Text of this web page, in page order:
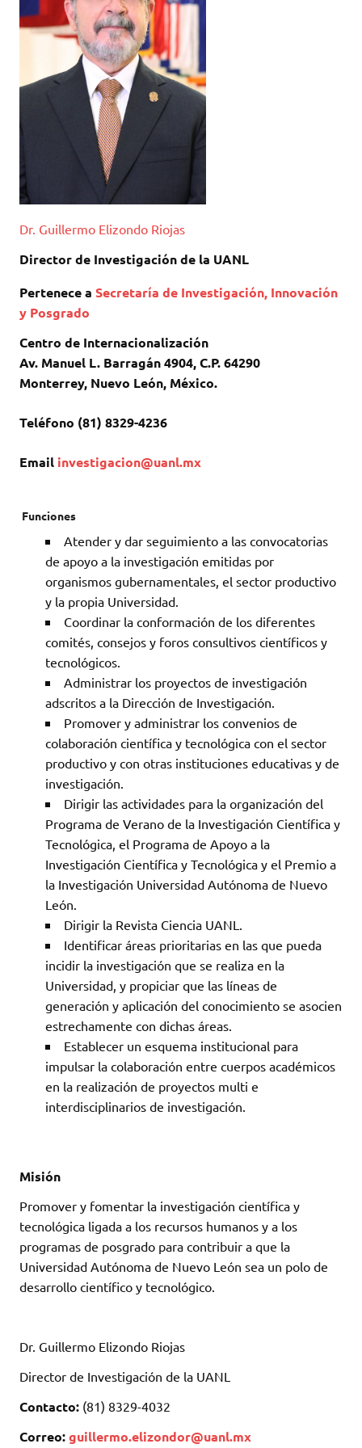
Dr. Guillermo Elizondo Riojas
Director de Investigación de la UANL
Pertenece a Secretaría de Investigación, Innovación
y Posgrado
Centro de Internacionalización
Av. Manuel L. Barragán 4904, C.P. 64290
Monterrey, Nuevo León, México.
Teléfono (81) 8329-4236
Email investigacion@uanl.mx
Funciones
Atender y dar seguimiento a las convocatorias
de apoyo a la investigación emitidas por
organismos gubernamentales, el sector productivo
y la propia Universidad.
Coordinar la conformación de los diferentes
comités, consejos y foros consultivos científicos y
tecnológicos.
Administrar los proyectos de investigación
adscritos a la Dirección de Investigación.
Promover y administrar los convenios de
colaboración científica y tecnológica con el sector
productivo y con otras instituciones educativas y de
investigación.
Dirigir las actividades para la organización del
Programa de Verano de la Investigación Científica y
Tecnológica, el Programa de Apoyo a la
Investigación Científica y Tecnológica y el Premio a
la Investigación Universidad Autónoma de Nuevo
León.
Dirigir la Revista Ciencia UANL.
Identificar áreas prioritarias en las que pueda
incidir la investigación que se realiza en la
Universidad, y propiciar que las líneas de
generación y aplicación del conocimiento se asocien
estrechamente con dichas áreas.
Establecer un esquema institucional para
impulsar la colaboración entre cuerpos académicos
en la realización de proyectos multi e
interdisciplinarios de investigación.
Misión
Promover y fomentar la investigación científica y
tecnológica ligada a los recursos humanos y a los
programas de posgrado para contribuir a que la
Universidad Autónoma de Nuevo León sea un polo de
desarrollo científico y tecnológico.
Dr. Guillermo Elizondo Riojas
Director de Investigación de la UANL
Contacto: (81) 8329-4032
Correo:guillermo.elizondor@uanl.mx